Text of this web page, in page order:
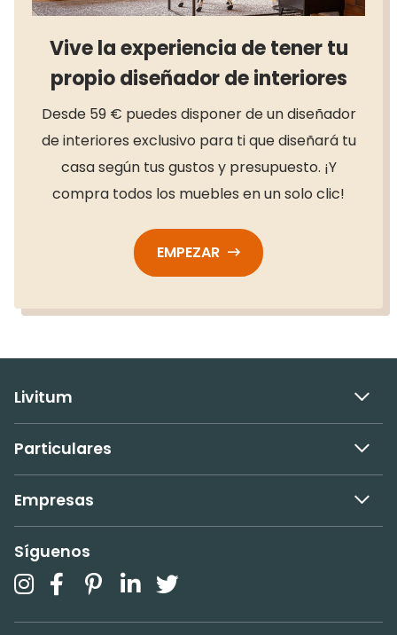
Vive la experiencia de tener tu
propio diseñador de interiores
Desde 59 € puedes disponer de un diseñador
de interiores exclusivo para ti que diseñará tu
casa según tus gustos y presupuesto. ¡Y
compra todos los muebles en un solo clic!
EMPEZAR
Livitum
Particulares
Empresas
Síguenos